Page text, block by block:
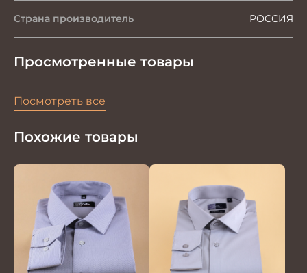
Страна производитель РОССИЯ
Просмотренные товары
Посмотреть все
Похожие товары